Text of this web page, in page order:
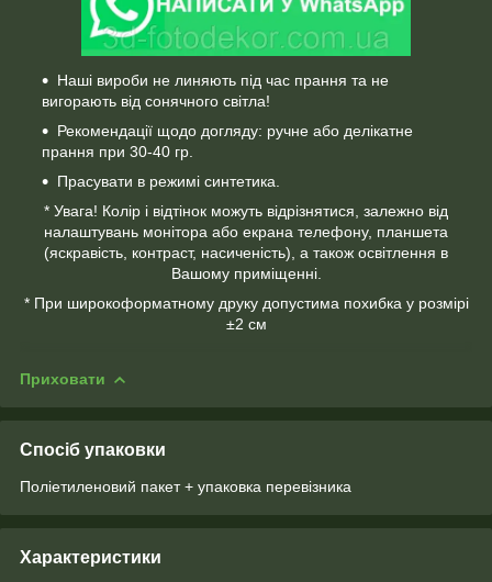
Наші вироби не линяють під час прання та не
вигорають від сонячного світла!
Рекомендації щодо догляду: ручне або делікатне
прання при 30-40 гр.
Прасувати в режимі синтетика.
* Увага! Колір і відтінок можуть відрізнятися, залежно від
налаштувань монітора або екрана телефону, планшета
(яскравість, контраст, насиченість), а також освітлення в
Вашому приміщенні.
* При широкоформатному друку допустима похибка у розмірі
±2 см
Приховати
Спосіб упаковки
Поліетиленовий пакет + упаковка перевізника
Характеристики